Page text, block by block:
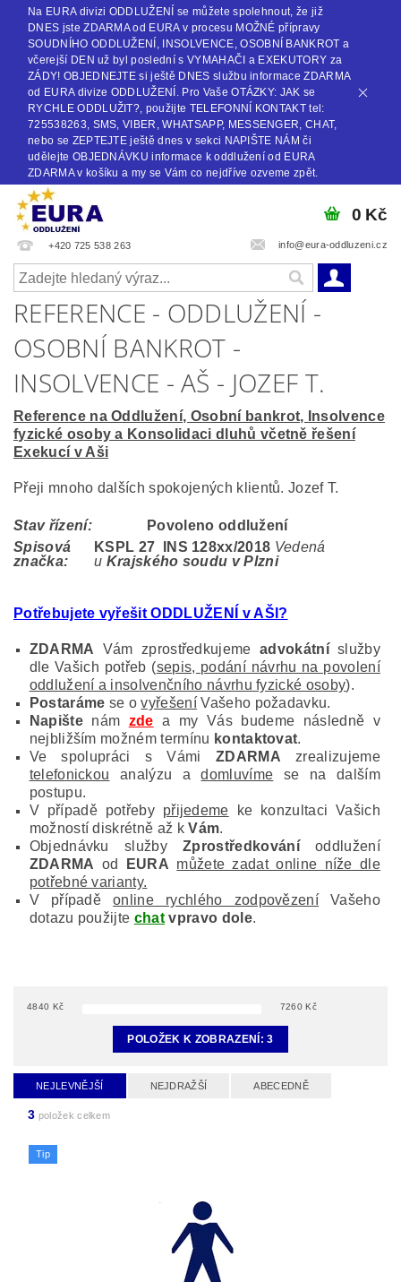
Na EURA divizi ODDLUŽENÍ se můžete spolehnout, že již
DNES jste ZDARMA od EURA v procesu MOŽNÉ přípravy
SOUDNÍHO ODDLUŽENÍ, INSOLVENCE, OSOBNÍ BANKROT a
včerejší DEN už byl poslední s VYMAHAČI a EXEKUTORY za
ZÁDY! OBJEDNEJTE si ještě DNES službu informace ZDARMA
od EURA divize ODDLUŽENÍ. Pro Vaše OTÁZKY: JAK se
RYCHLE ODDLUŽIT?, použijte TELEFONNÍ KONTAKT tel:
725538263, SMS, VIBER, WHATSAPP, MESSENGER, CHAT,
nebo se ZEPTEJTE ještě dnes v sekci NAPIŠTE NÁM či
udělejte OBJEDNÁVKU informace k oddlužení od EURA
ZDARMA v košíku a my se Vám co nejdříve ozveme zpět.
+420 725 538 263 info@eura-oddluzeni.cz
0 Kč
REFERENCE - ODDLUŽENÍ -
OSOBNÍ BANKROT -
INSOLVENCE - AŠ - JOZEF T.
Reference na Oddlužení, Osobní bankrot, Insolvence
fyzické osoby a Konsolidaci dluhů včetně řešení
Exekucí v Aši
Přeji mnoho dalších spokojených klientů. Jozef T.
Stav řízení:
Povoleno oddlužení
Spisová
značka:
KSPL 27 INS 128xx/2018 Vedená
u Krajského soudu v Plzni
Potřebujete vyřešit ODDLUŽENÍ v AŠI?
ZDARMA Vám zprostředkujeme advokátníslužby
dle Vašich potřeb (sepis, podání návrhu na povolení
oddlužení a insolvenčního návrhu fyzické osoby).
Postaráme se ovyřešeníVašeho požadavku.
Napištenám zde a my Vás budeme následně v
nejbližším možném termínu kontaktovat.
Ve spolupráci s Vámi ZDARMA zrealizujeme
telefonickou analýzu adomluvíme se na dalším
postupu.
V případě potřeby přijedeme ke konzultaci Vašich
možností diskrétně až kVám.
Objednávku služby
Zprostředkováníoddlužení
ZDARMA od EURA můžete zadat online níže dle
potřebné varianty.
V případěonline rychlého zodpovězení Vašeho
dotazu použijte chatvpravo dole.
4840 Kč 7260 Kč
POLOŽEK K ZOBRAZENÍ:3
NEJLEVNĚJŠÍ NEJDRAŽŠÍ ABECEDNĚ
3 položek celkem
Tip